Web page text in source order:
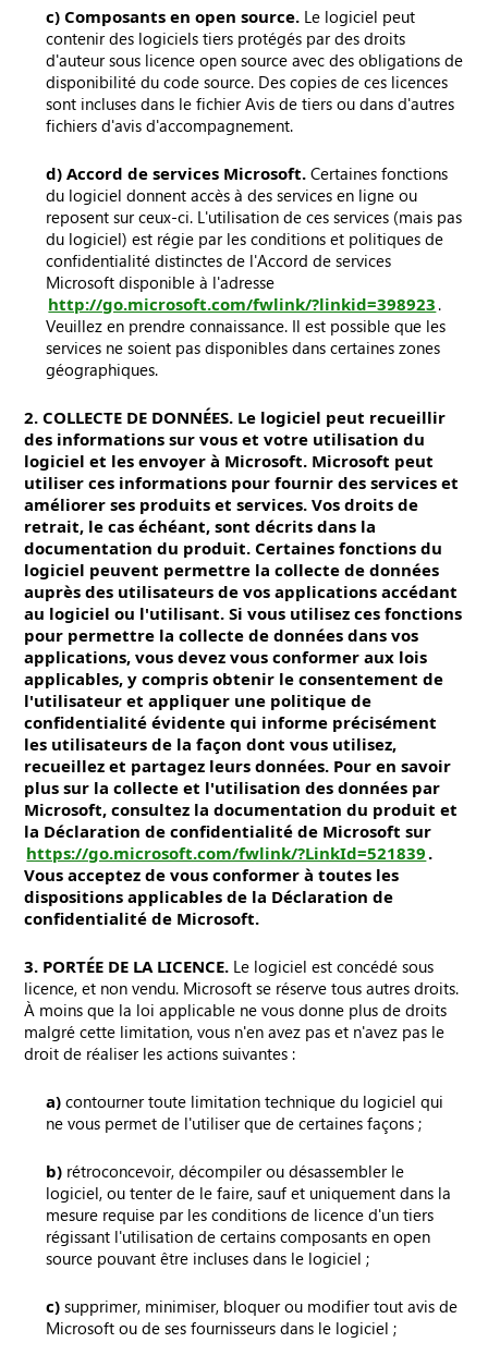
c) Composants en open source. Le logiciel peut
contenir des logiciels tiers protégés par des droits
d'auteur sous licence open source avec des obligations de
disponibilité du code source. Des copies de ces licences
sont incluses dans le fichier Avis de tiers ou dans d'autres
fichiers d'avis d'accompagnement.
d) Accord de services Microsoft. Certaines fonctions
du logiciel donnent accès à des services en ligne ou
reposent sur ceux-ci. L'utilisation de ces services (mais pas
du logiciel) est régie par les conditions et politiques de
confidentialité distinctes de l'Accord de services
Microsoft disponible à l'adresse
http://go.microsoft.com/fwlink/?linkid=398923 .
Veuillez en prendre connaissance. Il est possible que les
services ne soient pas disponibles dans certaines zones
géographiques.
2. COLLECTE DE DONNÉES. Le logiciel peut recueillir
des informations sur vous et votre utilisation du
logiciel et les envoyer à Microsoft. Microsoft peut
utiliser ces informations pour fournir des services et
améliorer ses produits et services. Vos droits de
retrait, le cas échéant, sont décrits dans la
documentation du produit. Certaines fonctions du
logiciel peuvent permettre la collecte de données
auprès des utilisateurs de vos applications accédant
au logiciel ou l'utilisant. Si vous utilisez ces fonctions
pour permettre la collecte de données dans vos
applications, vous devez vous conformer aux lois
applicables, y compris obtenir le consentement de
l'utilisateur et appliquer une politique de
confidentialité évidente qui informe précisément
les utilisateurs de la façon dont vous utilisez,
recueillez et partagez leurs données. Pour en savoir
plus sur la collecte et l'utilisation des données par
Microsoft, consultez la documentation du produit et
la Déclaration de confidentialité de Microsoft sur
https://go.microsoft.com/fwlink/?LinkId=521839 .
Vous acceptez de vous conformer à toutes les
dispositions applicables de la Déclaration de
confidentialité de Microsoft.
3. PORTÉE DE LA LICENCE. Le logiciel est concédé sous
licence, et non vendu. Microsoft se réserve tous autres droits.
À moins que la loi applicable ne vous donne plus de droits
malgré cette limitation, vous n'en avez pas et n'avez pas le
droit de réaliser les actions suivantes :
a) contourner toute limitation technique du logiciel qui
ne vous permet de l'utiliser que de certaines façons ;
b) rétroconcevoir, décompiler ou désassembler le
logiciel, ou tenter de le faire, sauf et uniquement dans la
mesure requise par les conditions de licence d'un tiers
régissant l'utilisation de certains composants en open
source pouvant être incluses dans le logiciel ;
c) supprimer, minimiser, bloquer ou modifier tout avis de
Microsoft ou de ses fournisseurs dans le logiciel ;